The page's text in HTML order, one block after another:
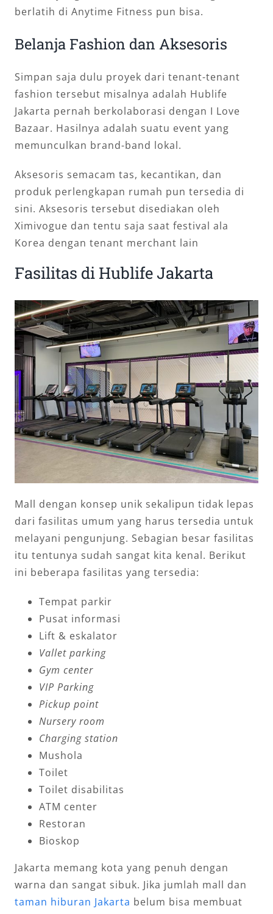
berlatih di Anytime Fitness pun bisa.
Belanja Fashion dan Aksesoris
Simpan saja dulu proyek dari tenant-tenant
fashion tersebut misalnya adalah Hublife
Jakarta pernah berkolaborasi dengan I Love
Bazaar. Hasilnya adalah suatu event yang
memunculkan brand-band lokal.
Aksesoris semacam tas, kecantikan, dan
produk perlengkapan rumah pun tersedia di
sini. Aksesoris tersebut disediakan oleh
Ximivogue dan tentu saja saat festival ala
Korea dengan tenant merchant lain
Fasilitas di Hublife Jakarta
Mall dengan konsep unik sekalipun tidak lepas
dari fasilitas umum yang harus tersedia untuk
melayani pengunjung. Sebagian besar fasilitas
itu tentunya sudah sangat kita kenal. Berikut
ini beberapa fasilitas yang tersedia:
Tempat parkir
Pusat informasi
Lift & eskalator
Vallet parking
Gym center
VIP Parking
Pickup point
Nursery room
Charging station
Mushola
Toilet
Toilet disabilitas
ATM center
Restoran
Bioskop
Jakarta memang kota yang penuh dengan
warna dan sangat sibuk. Jika jumlah mall dan
taman hiburan Jakarta belum bisa membuat